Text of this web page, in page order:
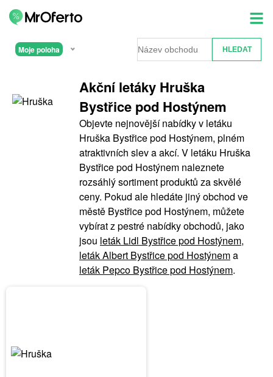
Moje poloha
Akční letáky Hruška
Bystřice pod Hostýnem
Objevte nejnovější nabídky v letáku
Hruška Bystřice pod Hostýnem, plném
atraktivních slev a akcí. V letáku Hruška
Bystřice pod Hostýnem naleznete
rozsáhlý sortiment produktů za skvělé
ceny. Pokud ale hledáte jiný obchod ve
městě Bystřice pod Hostýnem, můžete
vybírat z pestré nabídky obchodů, jako
jsou leták Lidl Bystřice pod Hostýnem,
leták Albert Bystřice pod Hostýnema
leták Pepco Bystřice pod Hostýnem.